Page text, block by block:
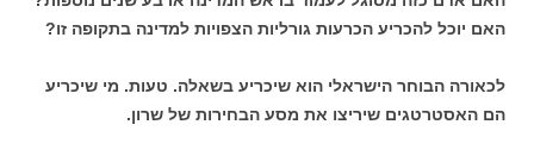
האם יוכל להכריע הכרעות גורליות הצפויות למדינה בתקופה זו?
לכאורה הבוחר הישראלי הוא שיכריע בשאלה. טעות. מי שיכריע
הם האסטרטגים שיריצו את מסע הבחירות של שרון.